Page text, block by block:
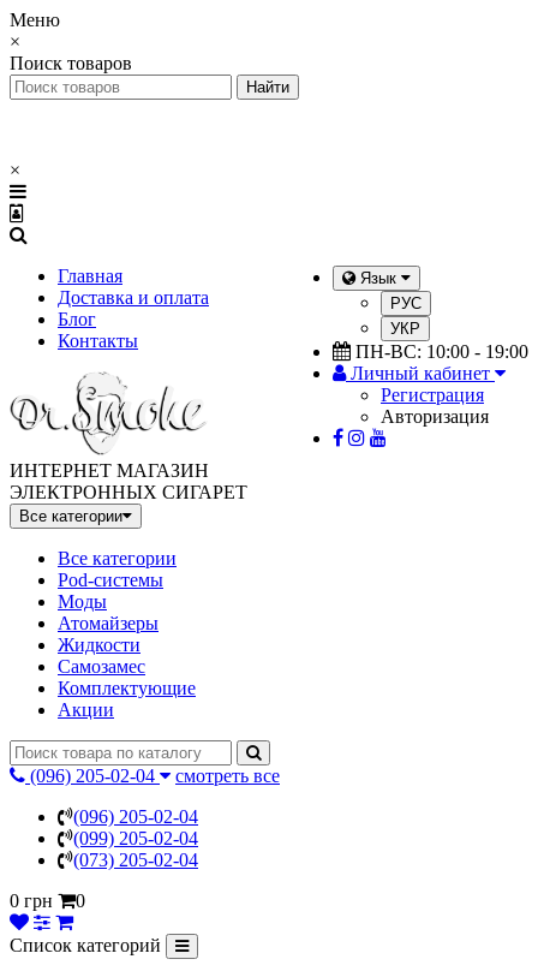
Меню
×
Поиск товаров
×
Главная
Доставка и оплата
Блог
Контакты
Язык
РУС
УКР
ПН-ВС: 10:00 - 19:00
Личный кабинет
Регистрация
Авторизация
ИНТЕРНЕТ МАГАЗИН
ЭЛЕКТРОННЫХ СИГАРЕТ
Все категории
Все категории
Pod-системы
Моды
Атомайзеры
Жидкости
Самозамес
Комплектующие
Акции
(096) 205-02-04
смотреть все
(096) 205-02-04
(099) 205-02-04
(073) 205-02-04
0 грн
0
Список категорий